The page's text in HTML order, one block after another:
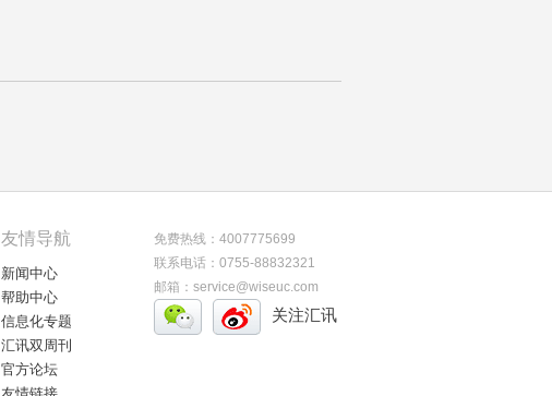
友情导航
新闻中心
帮助中心
信息化专题
汇讯双周刊
官方论坛
免费热线：4007775699
联系电话：0755-88832321
邮箱：service@wiseuc.com
关注汇讯